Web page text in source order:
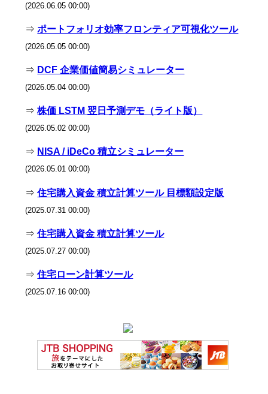
(2026.06.05 00:00)
⇒ポートフォリオ効率フロンティア可視化ツール
(2026.05.05 00:00)
⇒ DCF 企業価値簡易シミュレーター
(2026.05.04 00:00)
⇒株価 LSTM 翌日予測デモ（ライト版）
(2026.05.02 00:00)
⇒ NISA / iDeCo 積立シミュレーター
(2026.05.01 00:00)
⇒住宅購入資金 積立計算ツール 目標額設定版
(2025.07.31 00:00)
⇒住宅購入資金 積立計算ツール
(2025.07.27 00:00)
⇒住宅ローン計算ツール
(2025.07.16 00:00)